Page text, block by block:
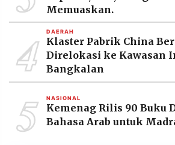
Memuaskan.
4 DAERAH
Klaster Pabrik China
Direlokasi ke Kawasan
Bangkalan
5 NASIONAL
Kemenag Rilis 90 Buku
Bahasa Arab untuk